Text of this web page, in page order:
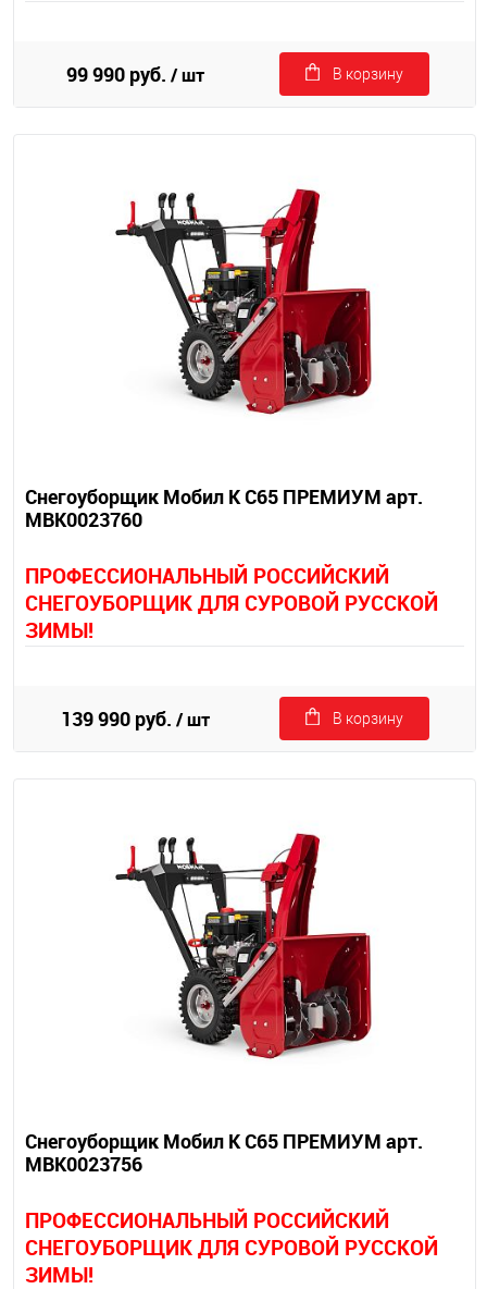
99 990 руб. / шт В корзину
Снегоуборщик Мобил К С65 ПРЕМИУМ арт.
MBK0023760
ПРОФЕССИОНАЛЬНЫЙ РОССИЙСКИЙ
СНЕГОУБОРЩИК ДЛЯ СУРОВОЙ РУССКОЙ
ЗИМЫ!
139 990 руб. / шт В корзину
Снегоуборщик Мобил К С65 ПРЕМИУМ арт.
MBK0023756
ПРОФЕССИОНАЛЬНЫЙ РОССИЙСКИЙ
СНЕГОУБОРЩИК ДЛЯ СУРОВОЙ РУССКОЙ
ЗИМЫ!